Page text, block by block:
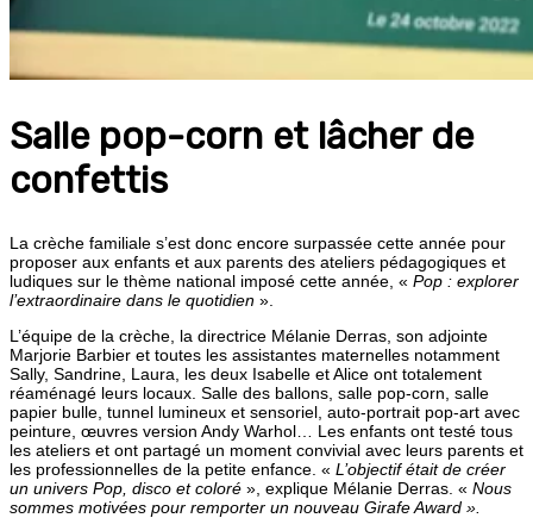
Salle pop-corn et lâcher de
confettis
La crèche familiale s’est donc encore surpassée cette année pour
proposer aux enfants et aux parents des ateliers pédagogiques et
ludiques sur le thème national imposé cette année, « Pop : explorer
l’extraordinaire dans le quotidien ».
L’équipe de la crèche, la directrice Mélanie Derras, son adjointe
Marjorie Barbier et toutes les assistantes maternelles notamment
Sally, Sandrine, Laura, les deux Isabelle et Alice ont totalement
réaménagé leurs locaux. Salle des ballons, salle pop-corn, salle
papier bulle, tunnel lumineux et sensoriel, auto-portrait pop-art avec
peinture, œuvres version Andy Warhol… Les enfants ont testé tous
les ateliers et ont partagé un moment convivial avec leurs parents et
les professionnelles de la petite enfance. « L’objectif était de créer
un univers Pop, disco et coloré », explique Mélanie Derras. « Nous
sommes motivées pour remporter un nouveau Girafe Award ».